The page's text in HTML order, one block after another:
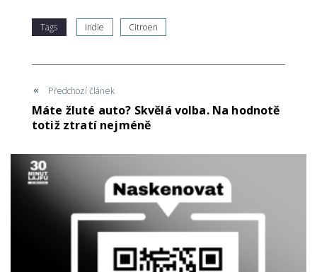
Tags Indie Citroen
Předchozí článek
Máte žluté auto? Skvělá volba. Na hodnotě
totiž ztratí nejméně